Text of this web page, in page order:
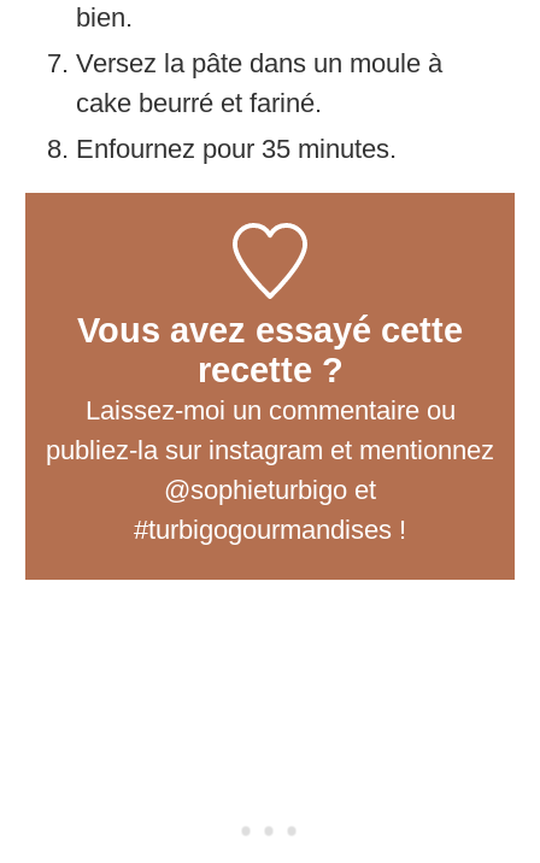
bien.
Versez la pâte dans un moule à
cake beurré et fariné.
Enfournez pour 35 minutes.
Vous avez essayé cette
recette ?
Laissez-moi un commentaireou
publiez-la sur instagram et mentionnez
@sophieturbigo et
#turbigogourmandises !